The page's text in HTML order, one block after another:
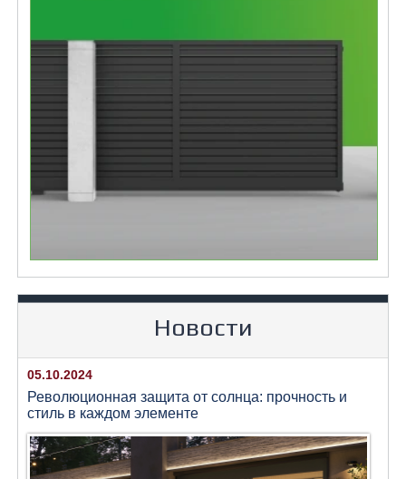
Новости
05.10.2024
Революционная защита от солнца: прочность и
стиль в каждом элементе